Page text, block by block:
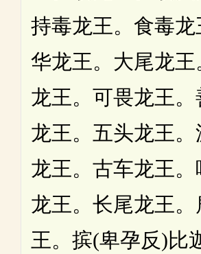
持毒龙王。食毒龙
华龙王。大尾龙王
龙王。可畏龙王
龙王。五头龙王。
龙王。古车龙王。
龙王。长尾龙王
王。摈(卑孕反)比